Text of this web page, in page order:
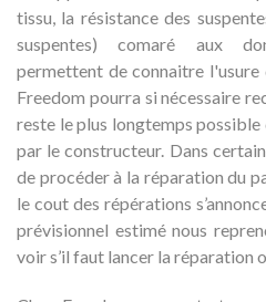
tissu, la résistance des
suspentes) comaré aux
permettent de connaitre
Freedom pourra si nécessaire
reste le plus longtemps
par le constructeur. Dans
de procéder à la réparation du
le cout des répérations
prévisionnel estimé nous
voir s’il faut lancer la réparation